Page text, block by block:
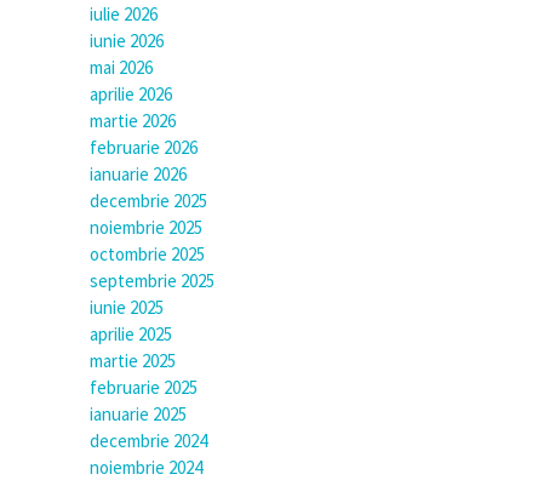
iulie 2026
iunie 2026
mai 2026
aprilie 2026
martie 2026
februarie 2026
ianuarie 2026
decembrie 2025
noiembrie 2025
octombrie 2025
septembrie 2025
iunie 2025
aprilie 2025
martie 2025
februarie 2025
ianuarie 2025
decembrie 2024
noiembrie 2024